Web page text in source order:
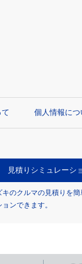
個人情報につ
見積り シミュレーシ
キのクルマの見積りを
ョンできます。